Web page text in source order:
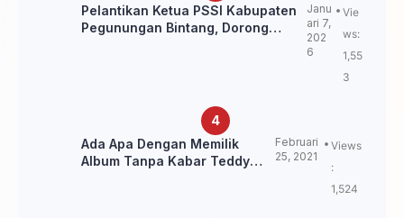
Pelantikan Ketua PSSI Kabupaten
Pegunungan Bintang, Dorong
Janu
ari 7,
202
6
Vie
ws:
1,55
3
Ada Apa Dengan Memilik
Album Tanpa Kabar Teddy
Februari
25, 2021
Views
:
1,524